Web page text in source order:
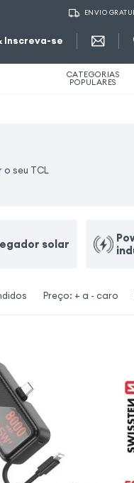
ENVIO
Inscreva-se
CATEGORIAS
POPULARES
seu TCL
solar
Preço: + a - caro